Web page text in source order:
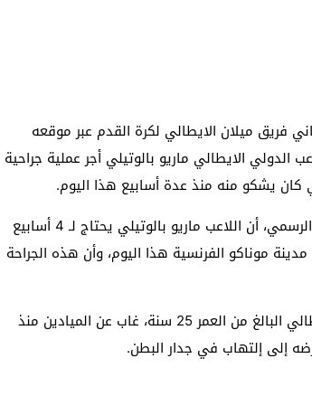
نوفمبر/تشرين الثاني فريق ميلان الايطالي لكرة القدم عبر موقعه
الدولي الايطالي ماريو بالوتيلي أجر عملية جراحية
كان يشكو منه منذ عدة أسابيع هذا اليوم.
وصرج فريق ميلان في بيان نشره بموقعه الرسمي، أن اللاعب ماريو بالوتيلي يحتاج لـ 4 أسابيع
موناكو الفرنسية هذا اليوم، وأن هذه الجراحة
وتجدر الاشارة أن مهاجم فريق ميلان الايطالي البالغ من العمر 25 سنة، غاب عن الميادين منذ
إلى إلتهاب في جدار البطن.